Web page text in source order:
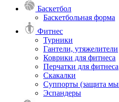
Баскетбол
Баскетбольная форма
Фитнес
Турники
Гантели, утяжелители
Коврики для фитнеса
Перчатки для фитнеса
Скакалки
Суппорты (защита
Эспандеры